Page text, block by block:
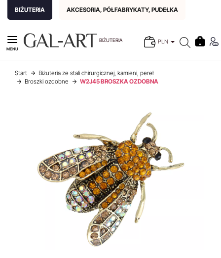
BIŻUTERIA AKCESORIA, PÓŁFABRYKATY, PUDEŁKA
BIŻUTERIA PLN
MENU
Start
Biżuteria ze stali chirurgicznej, kamieni, pereł
Broszki ozdobne
W2J45 BROSZKA OZDOBNA